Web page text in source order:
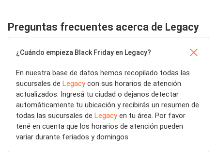
Preguntas frecuentes acerca de Legacy
¿Cuándo empieza Black Friday en Legacy?
En nuestra base de datos hemos recopilado todas las
sucursales de Legacycon sus horarios de atención
actualizados. Ingresá tu ciudad o dejanos detectar
automáticamente tu ubicación y recibirás un resumen de
todas las sucursales de Legacyen tu área. Por favor
tené en cuenta que los horarios de atención pueden
variar durante feriados y domingos.